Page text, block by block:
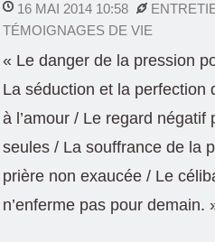
16 MAI 2014 10:58
TÉMOIGNAGES DE VIE
« Le danger de la pression
La séduction et la perfection
à l’amour / Le regard
seules / La souffrance de la
prière non exaucée / Le
n’enferme pas pour demain.